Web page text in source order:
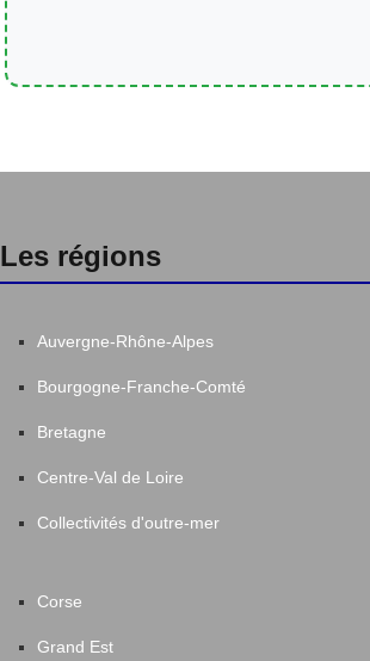
Les régions
Auvergne-Rhône-Alpes
Bourgogne-Franche-Comté
Bretagne
Centre-Val de Loire
Collectivités d'outre-mer
Corse
Grand Est